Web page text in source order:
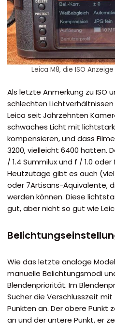
Leica M8, die ISO
Als letzte Anmerkung zu ISO
schlechten
Leica seit Jahrzehnten
schwaches Licht mit
kompensieren, und dass
3200, vielleicht 6400 hatten.
/ 1.4 Summilux und f / 1.0
Heutzutage gibt es auch
oder 7Artisans-Äquivalente,
werden können. Diese
gut, aber nicht so gut wie
Wie das letzte analoge
manuelle Belichtungsmodi
Blendenpriorität. Im
Sucher die Verschlusszeit
Punkten an. Der obere Punkt
an und der untere Punkt, er